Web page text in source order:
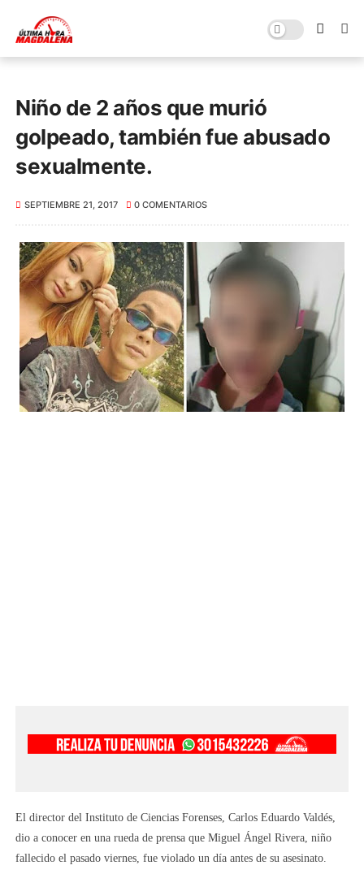
Niño de 2 años que murió
golpeado, también fue abusado
sexualmente.
SEPTIEMBRE 21, 2017 0 COMENTARIOS
El director del Instituto de Ciencias Forenses, Carlos Eduardo Valdés,
dio a conocer en una rueda de prensa que Miguel Ángel Rivera, niño
fallecido el pasado viernes, fue violado un día antes de su asesinato.